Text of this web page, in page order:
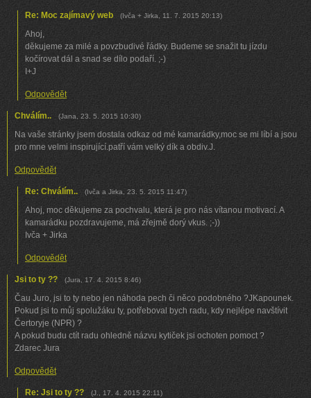
Re: Moc zajímavý web (Ivča + Jirka 11. 7. 2015 20:13)
Ahoj,
děkujeme za milé a povzbudivé řádky. Budeme se snažit tu jízdu
kočírovat dál a snad se dílo podaří. ;-)
I+J
Odpovědět
Chválím.. (Jana 23. 5. 2015 10:30)
Na vaše stránky jsem dostala odkaz od mé kamarádky,moc se mi líbí a jsou
pro mne velmi inspirující.patří vám velký dík a obdiv.J.
Odpovědět
Re: Chválím.. (Ivča a Jirka 23. 5. 2015 11:47)
Ahoj, moc děkujeme za pochvalu, která je pro nás vítanou motivací. A
kamarádku pozdravujeme, má zřejmě dorý vkus. ;-))
Ivča + Jirka
Odpovědět
Jsi to ty ?? (Jura 17. 4. 2015 8:46)
Čau Juro, jsi to ty nebo jen náhoda pech či něco podobného ?JKapounek.
Pokud jsi to můj spolužáku ty, potřeboval bych radu, kdy nejlépe navštívit
Čertoryje (NPR) ?
A pokud budu ctít radu ohledně názvu kytiček jsi ochoten pomoct ?
Zdarec Jura
Odpovědět
Re: Jsi to ty ?? (J. 17. 4. 2015 22:11)